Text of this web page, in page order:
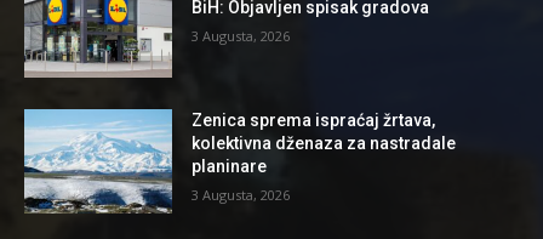
BiH: Objavljen spisak gradova
3 Augusta, 2026
Zenica sprema ispraćaj žrtava,
kolektivna dženaza za nastradale
planinare
3 Augusta, 2026